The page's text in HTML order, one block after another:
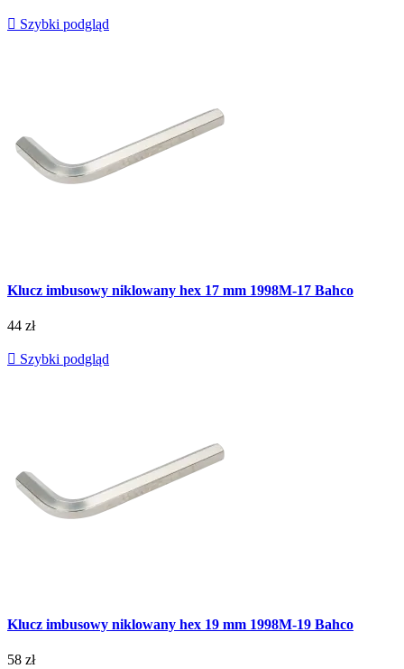
 Szybki podgląd
Klucz imbusowy niklowany hex 17 mm 1998M-17 Bahco
44 zł
 Szybki podgląd
Klucz imbusowy niklowany hex 19 mm 1998M-19 Bahco
58 zł